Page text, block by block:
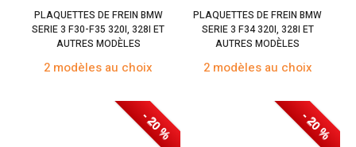
PLAQUETTES DE FREIN BMW
SERIE 3 F30-F35 320I, 328I ET
AUTRES MODÈLES
2 modèles au choix
PLAQUETTES DE FREIN BMW
SERIE 3 F34 320I, 328I ET
AUTRES MODÈLES
2 modèles au choix
- 20 % - 20 %